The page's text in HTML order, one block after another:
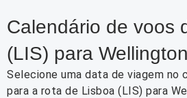
Calendário de voos
(LIS) para
Selecione uma data de viagem no
para a rota de Lisboa (LIS) para